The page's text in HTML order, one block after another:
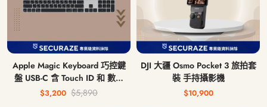
Apple Magic Keyboard 巧控鍵
盤 USB-C 含 Touch ID 和 數字
鍵盤 中文注音鍵盤 無線藍牙鍵
$3,200 $5,890
DJI 大疆 Osmo Pocket 3 旅拍套
裝 手持攝影機
$10,900